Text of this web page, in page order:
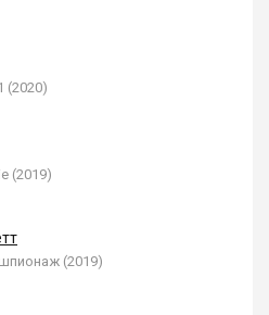
(2020)
(2019)
(2019)